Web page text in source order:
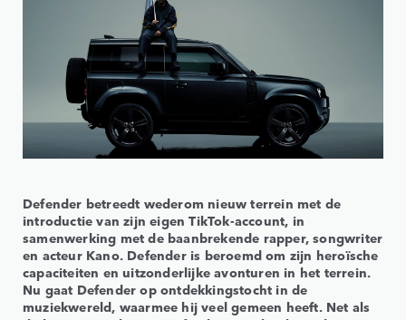
Defender betreedt wederom nieuw terrein met de
introductie van zijn eigen TikTok-account, in
samenwerking met de baanbrekende rapper, songwriter
en acteur Kano. Defender is beroemd om zijn heroïsche
capaciteiten en uitzonderlijke avonturen in het terrein.
Nu gaat Defender op ontdekkingstocht in de
muziekwereld, waarmee hij veel gemeen heeft. Net als